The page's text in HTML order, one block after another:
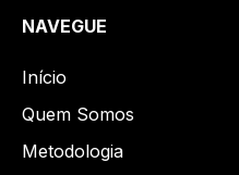
NAVEGUE
Início
Quem Somos
Metodologia